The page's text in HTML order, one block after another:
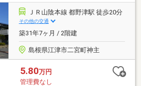
ＪＲ山陰本線 都野津駅 徒歩20分
その他の交通
築31年7ヶ月 / 2階建
島根県江津市二宮町神主
5.80万円
管理費なし